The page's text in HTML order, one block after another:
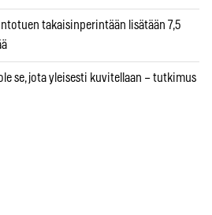
takaisinperintään lisätään 7,5
se, jota yleisesti kuvitellaan – tutkimus